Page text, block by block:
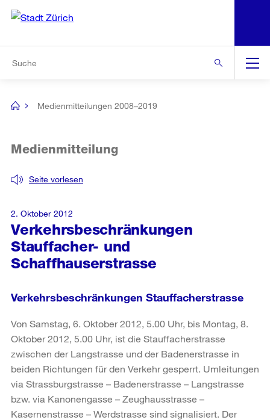
Navigation
[no
Medienmitteilungen 2008–2019
Verkehrsbeschränkungen
Stauffacher- und
Schaffhauserstrasse
Seite vorlesen
Medienmitteilung
2. Oktober 2012
Verkehrsbeschränkungen Stauffacherstrasse
Von Samstag, 6. Oktober 2012, 5.00 Uhr, bis Montag, 8.
Oktober 2012, 5.00 Uhr, ist die Stauffacherstrasse
zwischen der Langstrasse und der Badenerstrasse in
beiden Richtungen für den Verkehr gesperrt. Umleitungen
via Strassburgstrasse – Badenerstrasse – Langstrasse
bzw. via Kanonengasse – Zeughausstrasse –
Kasernenstrasse – Werdstrasse sind signalisiert. Der